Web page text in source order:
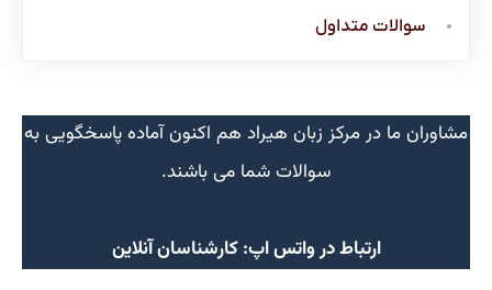
سوالات متداول
مشاوران ما در مرکز زبان هیراد هم اکنون آماده پاسخگویی به
سوالات شما می باشند.
ارتباط در واتس اپ: کارشناسان آنلاین